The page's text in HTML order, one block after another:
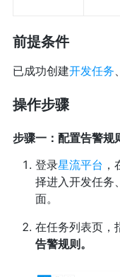
前提条件
已成功创建开发任务、
操作步骤
步骤一：配置告警规
登录星流平台
择进入开发任务
面。
在任务列表页，
告警规则。